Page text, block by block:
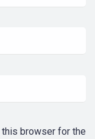
this browser for the